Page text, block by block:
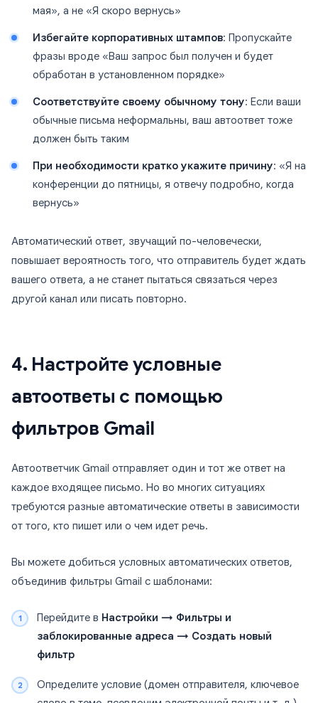
мая», а не «Я скоро вернусь»
Избегайте корпоративных штампов: Пропускайте
фразы вроде «Ваш запрос был получен и будет
обработан в установленном порядке»
Соответствуйте своему обычному тону: Если ваши
обычные письма неформальны, ваш автоответ тоже
должен быть таким
При необходимости кратко укажите причину: «Я на
конференции до пятницы, я отвечу подробно, когда
вернусь»
Автоматический ответ, звучащий по-человечески,
повышает вероятность того, что отправитель будет ждать
вашего ответа, а не станет пытаться связаться через
другой канал или писать повторно.
4. Настройте условные
автоответы с помощью
фильтров Gmail
Автоответчик Gmail отправляет один и тот же ответ на
каждое входящее письмо. Но во многих ситуациях
требуются разные автоматические ответы в зависимости
от того, кто пишет или о чем идет речь.
Вы можете добиться условных автоматических ответов,
объединив фильтры Gmail с шаблонами:
Перейдите в Настройки → Фильтры и
заблокированные адреса → Создать новый
фильтр
Определите условие (домен отправителя, ключевое